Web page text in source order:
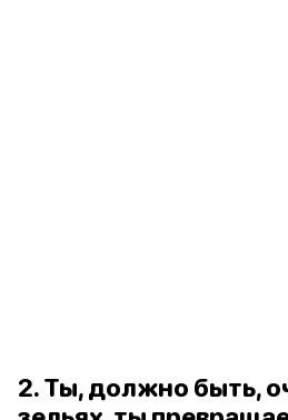
2. Ты, должно быть,